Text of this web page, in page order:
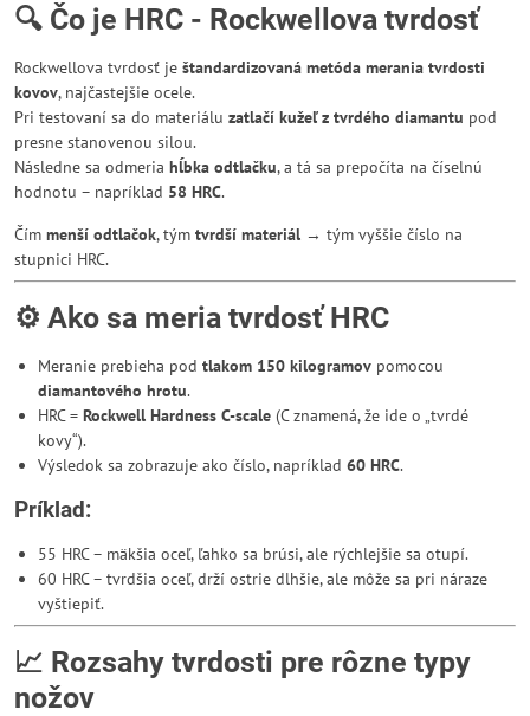
🔍 Čo je HRC - Rockwellova tvrdosť
Rockwellova tvrdosť je štandardizovaná metóda merania tvrdosti
kovov, najčastejšie ocele.
Pri testovaní sa do materiálu zatlačí kužeľ z tvrdého diamantu pod
presne stanovenou silou.
Následne sa odmeria hĺbka odtlačku, a tá sa prepočíta na číselnú
hodnotu – napríklad 58 HRC.
Čím menší odtlačok, tým tvrdší materiál → tým vyššie číslo na
stupnici HRC.
⚙️ Ako sa meria tvrdosť HRC
Meranie prebieha pod tlakom 150 kilogramov pomocou
diamantového hrotu.
HRC = Rockwell Hardness C-scale (C znamená, že ide o „tvrdé
kovy“).
Výsledok sa zobrazuje ako číslo, napríklad 60 HRC.
Príklad:
55 HRC – mäkšia oceľ, ľahko sa brúsi, ale rýchlejšie sa otupí.
60 HRC – tvrdšia oceľ, drží ostrie dlhšie, ale môže sa pri náraze
vyštiepiť.
📈 Rozsahy tvrdosti pre rôzne typy
nožov